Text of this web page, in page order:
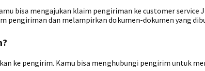
bisa mengajukan klaim pengiriman ke customer service
pengiriman dan melampirkan dokumen-dokumen yang
ke pengirim. Kamu bisa menghubungi pengirim untuk